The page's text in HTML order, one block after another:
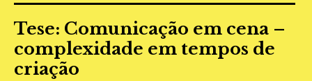
MAPEAMENTO
REVISTA IEPA
CONTATO
Tese: Comunicação em cena –
complexidade em tempos de
criação